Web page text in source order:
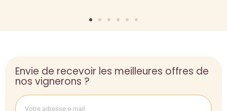
Envie de recevoir les meilleures offres de
nos vignerons ?